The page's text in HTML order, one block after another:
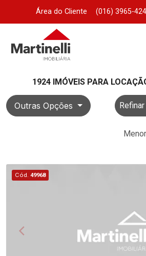
Área do Cliente (016) 3965-
1924 IMÓVEIS PARA
Outras Opções
Cód. 49968